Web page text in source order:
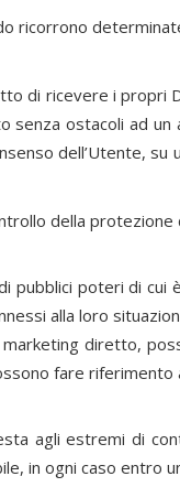
ricorrono
di ricevere i propri
ostacoli ad
dell’Utente,
della
pubblici poteri di
alla loro
diretto,
fare
agli estremi di
in ogni caso entro